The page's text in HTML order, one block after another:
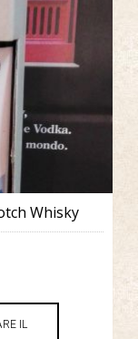
Whisky
IL